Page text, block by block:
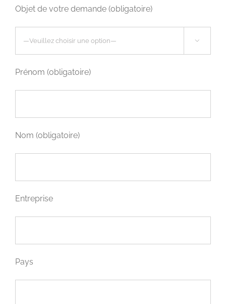
Objet de votre demande (obligatoire)

Prénom (obligatoire)
Nom (obligatoire)
Entreprise
Pays